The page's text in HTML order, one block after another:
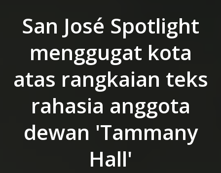
San José Spotlight
menggugat kota
atas rangkaian teks
rahasia anggota
dewan 'Tammany
Hall'